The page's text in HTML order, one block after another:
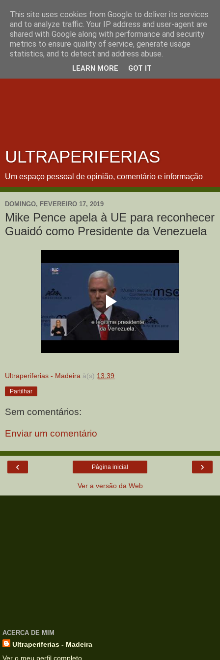
ULTRAPERIFERIAS
Um espaço pessoal de opinião, comentário e informação
DOMINGO, FEVEREIRO 17, 2019
Mike Pence apela à UE para reconhecer
Guaidó como Presidente da Venezuela
Ultraperiferias - Madeira à(s) 13:39
Partilhar
Sem comentários:
Enviar um comentário
‹ ›
Página inicial
Ver a versão da Web
ACERCA DE MIM
Ultraperiferias - Madeira
Ver o meu perfil completo
This site uses cookies from Google to deliver its services
and to analyze traffic. Your IP address and user-agent are
shared with Google along with performance and security
metrics to ensure quality of service, generate usage
statistics, and to detect and address abuse.
LEARN MORE GOT IT